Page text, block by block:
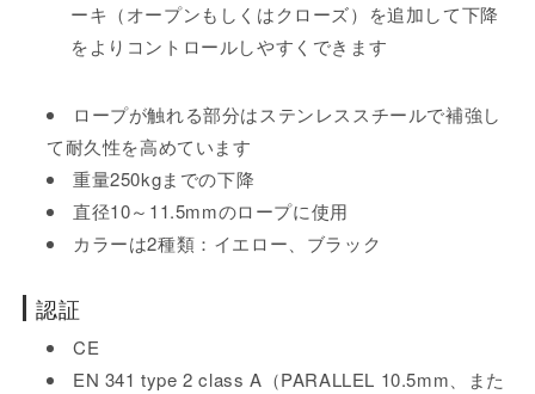
ーキ（オープンもしくはクローズ）を追加して下降
をよりコントロールしやすくできます
ロープが触れる部分はステンレススチールで補強し
て耐久性を高めています
重量250kgまでの下降
直径10～11.5mmのロープに使用
カラーは2種類：イエロー、ブラック
認証
CE
EN 341 type 2 class A（PARALLEL 10.5mm、また